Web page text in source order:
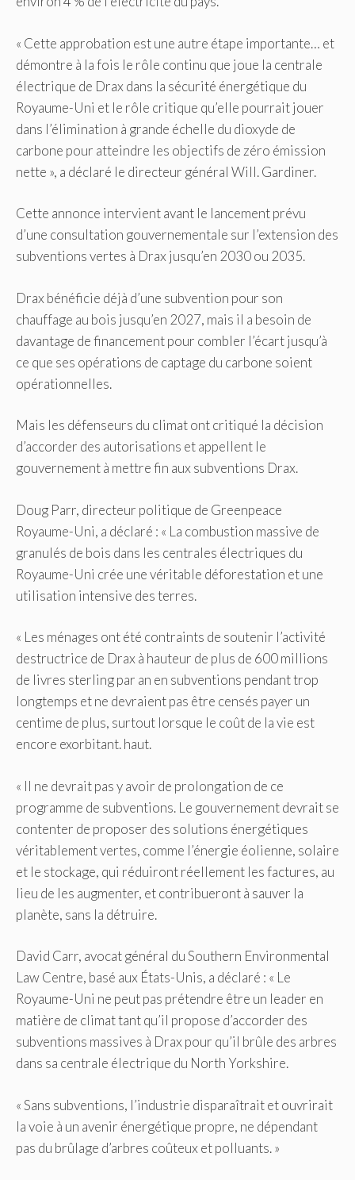
« Cette approbation est une autre étape importante… et
démontre à la fois le rôle continu que joue la centrale
électrique de Drax dans la sécurité énergétique du
Royaume-Uni et le rôle critique qu’elle pourrait jouer
dans l’élimination à grande échelle du dioxyde de
carbone pour atteindre les objectifs de zéro émission
nette », a déclaré le directeur général Will. Gardiner.
Cette annonce intervient avant le lancement prévu
d’une consultation gouvernementale sur l’extension des
subventions vertes à Drax jusqu’en 2030 ou 2035.
Drax bénéficie déjà d’une subvention pour son
chauffage au bois jusqu’en 2027, mais il a besoin de
davantage de financement pour combler l’écart jusqu’à
ce que ses opérations de captage du carbone soient
opérationnelles.
Mais les défenseurs du climat ont critiqué la décision
d’accorder des autorisations et appellent le
gouvernement à mettre fin aux subventions Drax.
Doug Parr, directeur politique de Greenpeace
Royaume-Uni, a déclaré : « La combustion massive de
granulés de bois dans les centrales électriques du
Royaume-Uni crée une véritable déforestation et une
utilisation intensive des terres.
« Les ménages ont été contraints de soutenir l’activité
destructrice de Drax à hauteur de plus de 600 millions
de livres sterling par an en subventions pendant trop
longtemps et ne devraient pas être censés payer un
centime de plus, surtout lorsque le coût de la vie est
encore exorbitant. haut.
« Il ne devrait pas y avoir de prolongation de ce
programme de subventions. Le gouvernement devrait se
contenter de proposer des solutions énergétiques
véritablement vertes, comme l’énergie éolienne, solaire
et le stockage, qui réduiront réellement les factures, au
lieu de les augmenter, et contribueront à sauver la
planète, sans la détruire.
David Carr, avocat général du Southern Environmental
Law Centre, basé aux États-Unis, a déclaré : « Le
Royaume-Uni ne peut pas prétendre être un leader en
matière de climat tant qu’il propose d’accorder des
subventions massives à Drax pour qu’il brûle des arbres
dans sa centrale électrique du North Yorkshire.
« Sans subventions, l’industrie disparaîtrait et ouvrirait
la voie à un avenir énergétique propre, ne dépendant
pas du brûlage d’arbres coûteux et polluants. »